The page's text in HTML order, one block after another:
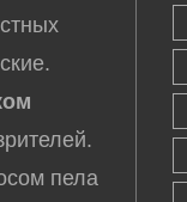
пела